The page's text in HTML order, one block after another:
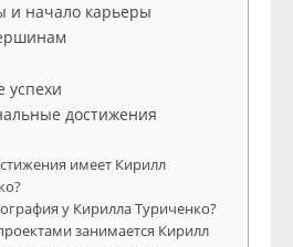
и начало карьеры
успехи
достижения
имеет Кирилл
у Кирилла Туриченко?
занимается Кирилл